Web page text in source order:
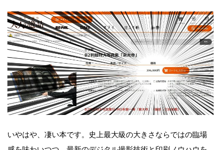
いやはや、凄い本です。史上最大級の大きさならではの臨場